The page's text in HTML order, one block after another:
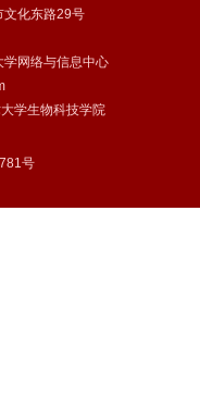
文化东路29号
网络与信息中心
学生物科技学院
号